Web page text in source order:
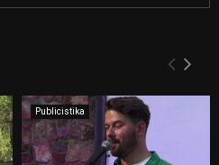
Y
H
Publicistika